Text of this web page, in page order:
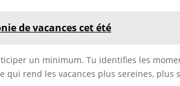
de vacances cet été
un minimum. Tu identifies les
qui rend les vacances plus sereines, plus